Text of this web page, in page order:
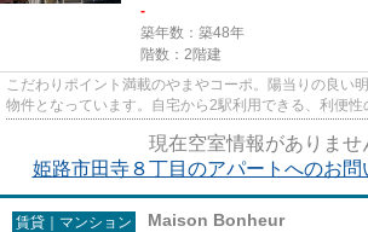
-
築年数：築48年
階数：2階建
こだわりポイント満載のやまやコーポ。陽当りの良い
物件となっています。自宅から2駅利用できる、利便性
ち着いた街並みが魅力のアパー...
現在空室情報がありませ
姫路市田寺８丁目のアパートへのお問
賃貸｜マンション Maison Bonheur